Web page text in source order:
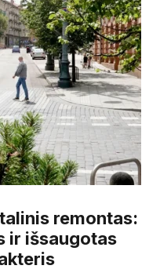
remontas:
ir išsaugotas